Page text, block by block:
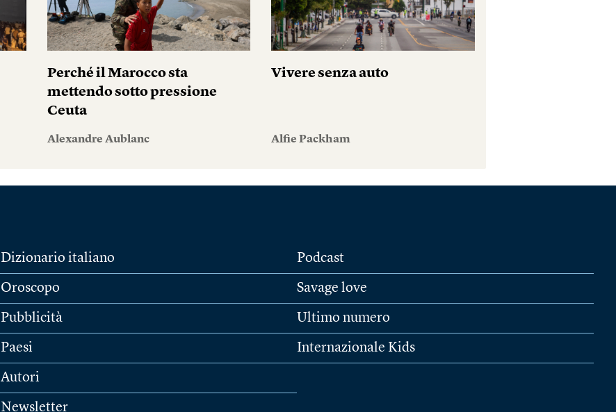
Perché il Marocco sta
mettendo sotto pressione
Ceuta
Alexandre Aublanc
Vivere senza auto
Alfie Packham
Dizionario italiano
Oroscopo
Pubblicità
Paesi
Autori
Newsletter
Podcast
Savage love
Ultimo numero
Internazionale Kids